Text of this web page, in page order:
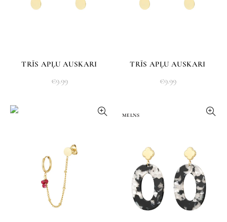
TRĪS APĻU AUSKARI
€9.99
TRĪS APĻU AUSKARI
€9.99
MELNS